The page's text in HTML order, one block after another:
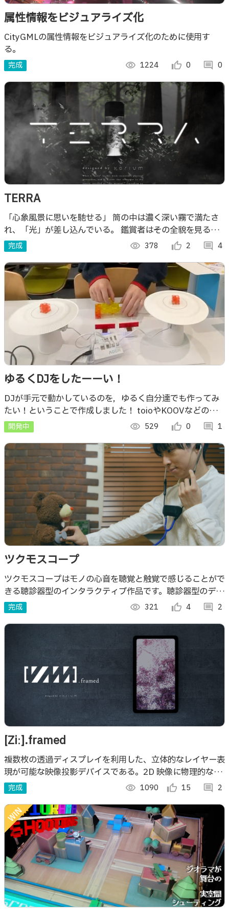
属性情報をビジュアライズ化
CityGMLの属性情報をビジュアライズ化のために使用す
る。
完成 visibility 1224 thumb_up_alt 0 comment 0
TERRA
「心象風景に思いを馳せる」 筒の中は濃く深い霧で満たさ
れ、「光」が差し込んでいる。 鑑賞者はその全貌を見るこ
とができず、霧の揺らぎから生まれる隙間や光の反射によっ
て徐々にその世界の輪郭を掴んでゆく。
完成 visibility 378 thumb_up_alt 2 comment 4
ゆるくDJをしたーーい！
DJが手元で動かしているのを，ゆるく自分達でも作ってみ
たい！ということで作成しました！ toioやKOOVなどの製
品を使用しました！
開発中 visibility 529 thumb_up_alt 0 comment 1
ツクモスコープ
ツクモスコープはモノの心音を聴覚と触覚で感じることがで
きる聴診器型のインタラクティブ作品です。聴診器型のデバ
イスにM5StickCを組み込み、無生物であっても聴診器を当
てると空想の心音を楽しめます。
完成 visibility 321 thumb_up_alt 4 comment 2
[Ziː].framed
複数枚の透過ディスプレイを利用した、立体的なレイヤー表
現が可能な映像投影デバイスである。2D 映像に物理的な奥
行き方向を付加することで、視点・時間等の情報が付加さ
れ、鑑賞者はその映像に物性を見出す。
完成 visibility 1090 thumb_up_alt 15 comment 2